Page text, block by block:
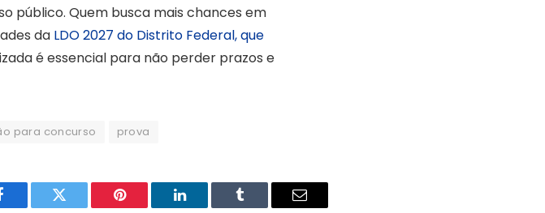
público. Quem busca mais chances em
da LDO 2027 do Distrito Federal, que
é essencial para não perder prazos e
para concurso prova
Twitter Pinterest LinkedIn Tumblr Email